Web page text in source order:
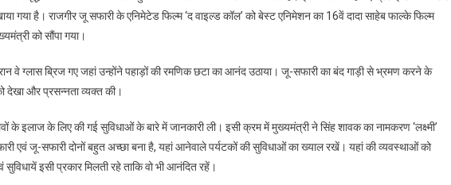
सुविधाओं
का
रखें
मुख्यमंत्री
गया है। राजगीर जू सफारी के एनिमेटेड फिल्म ‘द वाइल्ड कॉल’ को बेस्ट एनिमेशन का 16वें दादा साहेब फाल्के फिल्म
को सौंपा गया।
वे ग्लास ब्रिज गए जहां उन्होंने पहाड़ों की रमणिक छटा का आनंद उठाया। जू-सफारी का बंद गाड़ी से भ्रमण करने के
देखा और प्रसन्नता व्यक्त की।
के इलाज के लिए की गई सुविधाओं के बारे में जानकारी ली। इसी क्रम में मुख्यमंत्री ने सिंह शावक का नामकरण ‘लक्ष्मी’
एवं जू-सफारी दोनों बहुत अच्छा बना है, यहां आनेवाले पर्यटकों की सुविधाओं का ख्याल रखें। यहां की व्यवस्थाओं को
इसी प्रकार मिलती रहे ताकि वो भी आनंदित रहें।